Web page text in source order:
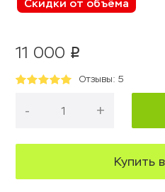
Скидки от объёма
11 000 p
Отзывы: 5
- +
Купить